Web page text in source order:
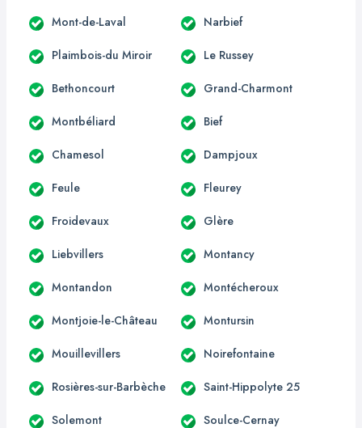
Mont-de-Laval Narbief
Plaimbois-du Miroir Le Russey
Bethoncourt Grand-Charmont
Montbéliard Bief
Chamesol Dampjoux
Feule Fleurey
Froidevaux Glère
Liebvillers Montancy
Montandon Montécheroux
Montjoie-le-Château Montursin
Mouillevillers Noirefontaine
Rosières-sur-Barbèche Saint-Hippolyte 25
Solemont Soulce-Cernay